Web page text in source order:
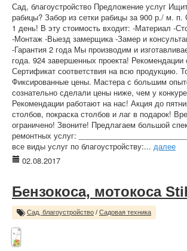
Сад, благоустройство Предложение услуг
рабицы? Забор из сетки рабицы за 900 р./ м. п.
1 день! В эту стоимость входит: -Материал -
-Монтаж -Выезд замерщика -Замер и
-Гарантия 2 года Мы производим и
года. 924 завершенных проекта! Рекомендации
Сертификат соответствия на всю продукцию.
Фиксированные цены. Мастера с большим
сознательно сделали цены ниже, чем у
Рекомендации работают на нас! Акция до
столбов, покраска столбов и лаг в подарок!
ограничено! Звоните! Предлагаем большой
ремонтных услуг:
все виды услуг по благоустройству:... далее
02.08.2017
Бензокоса, мотокоса
Сад, благоустройство / Садовая техника